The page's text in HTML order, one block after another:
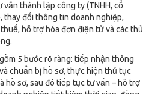
vấn thành lập công ty (TNHH, cổ
đổi thông tin doanh nghiệp,
hỗ trợ hóa đơn điện tử và các thủ
5 bước rõ ràng: tiếp nhận thông
chuẩn bị hồ sơ, thực hiện thủ tục
hồ sơ, sau đó tiếp tục tư vấn – hỗ trợ